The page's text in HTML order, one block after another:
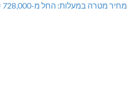
מחיר מטרה במעלות: החל מ-728,000 ₪